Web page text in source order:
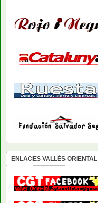
ENLACES VALLÉS ORIENTAL